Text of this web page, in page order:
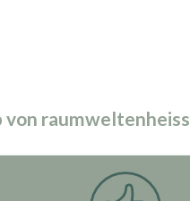
von raumweltenheiss